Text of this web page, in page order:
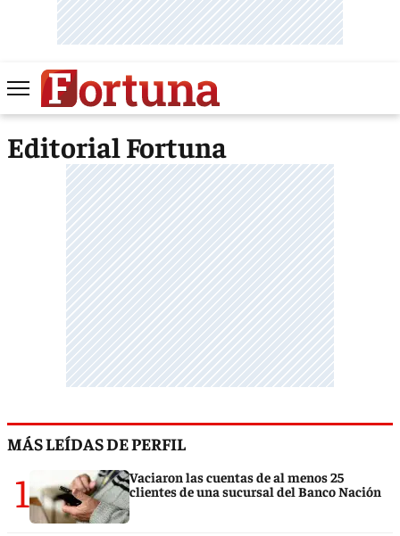
Editorial Fortuna
MÁS LEÍDAS DE PERFIL
1
Vaciaron las cuentas de al menos 25
clientes de una sucursal del Banco Nación